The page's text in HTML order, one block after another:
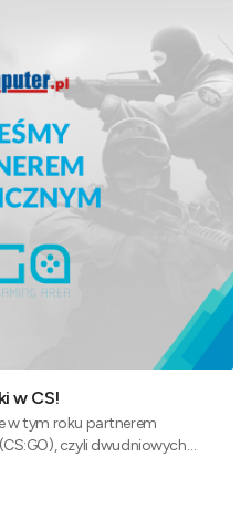
w CS!
w tym roku partnerem
czyli dwudniowych